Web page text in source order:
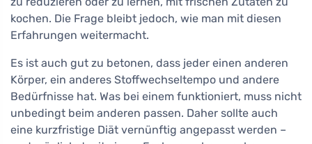
kochen. Die Frage bleibt jedoch, wie man mit diesen
Erfahrungen weitermacht.
Es ist auch gut zu betonen, dass jeder einen anderen
Körper, ein anderes Stoffwechseltempo und andere
Bedürfnisse hat. Was bei einem funktioniert, muss nicht
unbedingt beim anderen passen. Daher sollte auch
eine kurzfristige Diät vernünftig angepasst werden –